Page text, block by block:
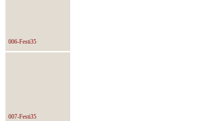
006-Festi35
007-Festi35